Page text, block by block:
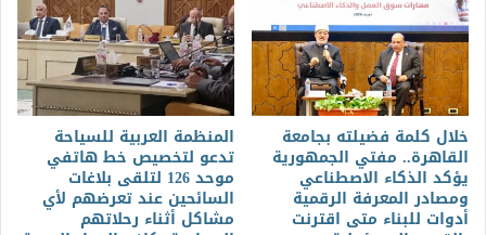
خلال كلمة فضيلته بجامعة
القاهرة.. مفتي الجمهورية
يؤكد الذكاء الاصطناعي
ومصادر المعرفة الرقمية
أدوات للبناء متى اقترنت
المنظمة العربية للسياحة
تدعو لتخصيص خط هاتفي
موحد 126 لتلقى بلاغات
السائحين عند تعرضهم لأي
مشاكل أثناء رحلاتهم